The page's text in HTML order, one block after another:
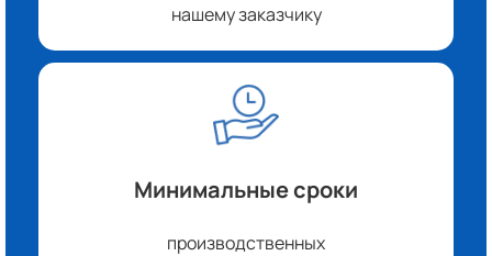
нашему заказчику
Минимальные сроки
производственных